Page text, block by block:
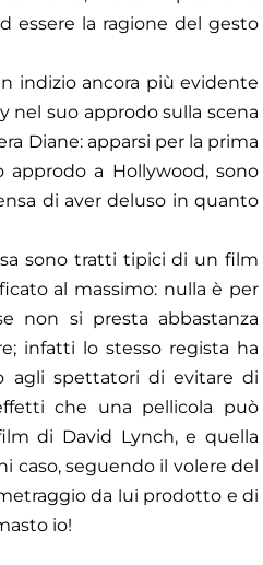
essere la ragione del gesto
indizio ancora più evidente
nel suo approdo sulla scena
Diane: apparsi per la prima
a Hollywood, sono
di aver deluso in quanto
sono tratti tipici di un film
al massimo: nulla è per
non si presta abbastanza
infatti lo stesso regista ha
agli spettatori di evitare di
che una pellicola può
di David Lynch, e quella
caso, seguendo il volere del
da lui prodotto e di
io!